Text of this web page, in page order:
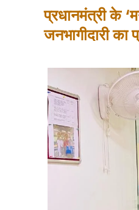
प्रधानमंत्री के
जनभागीदारी